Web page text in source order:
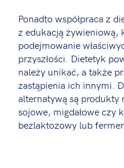
Ponadto współpraca z
z edukacją żywieniową,
podejmowanie
przyszłości. Dietetyk
należy unikać, a także
zastąpienia ich innymi.
alternatywą są
sojowe, migdałowe czy
bezlaktozowy lub